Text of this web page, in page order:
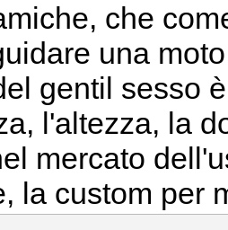
che
una
gentil sesso
l'altezza, la
mercato
la custom per